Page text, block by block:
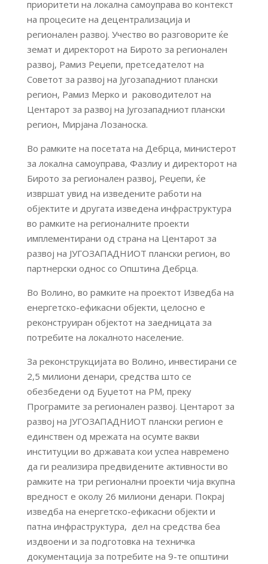
приоритети на локална самоуправа во контекст
на процесите на децентрализација и
регионален развој. Учество во разговорите ќе
земат и директорот на Бирото за регионален
развој, Рамиз Реџепи, претседателот на
Советот за развој на Југозападниот плански
регион, Рамиз Мерко и раководителот на
Центарот за развој на Југозападниот плански
регион, Мирјана Лозаноска.
Во рамките на посетата на Дебрца, министерот
за локална самоуправа, Фазлиу и директорот на
Бирото за регионален развој, Реџепи, ќе
извршат увид на изведените работи на
објектите и другата изведена инфраструктура
во рамките на регионалните проекти
имплементирани од страна на Центарот за
развој на ЈУГОЗАПАДНИОТ плански регион, во
партнерски однос со Општина Дебрца.
Во Волино, во рамките на проектот Изведба на
енергетско-ефикасни објекти, целосно е
реконструиран објектот на заедницата за
потребите на локалното население.
За реконструкцијата во Волино, инвестирани се
2,5 милиони денари, средства што се
обезбедени од Буџетот на РМ, преку
Програмите за регионален развој. Центарот за
развој на ЈУГОЗАПАДНИОТ плански регион е
единствен од мрежата на осумте вакви
институции во државата кои успеа навремено
да ги реализира предвидените активности во
рамките на три регионални проекти чија вкупна
вредност е околу 26 милиони денари. Покрај
изведба на енергетско-ефикасни објекти и
патна инфраструктура, дел на средства беа
издвоени и за подготовка на техничка
документација за потребите на 9-те општини